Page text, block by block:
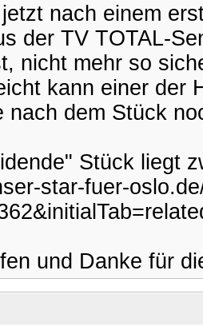
nach einem
der TV TOTAL-
nicht mehr so
kann einer der
nach dem Stück
Stück liegt
star-fuer-
und Danke für